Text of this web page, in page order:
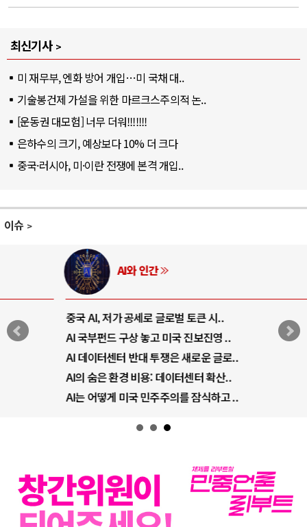
최신기사
미 재무부, 엔화 방어 개입…미 국채 대..
기술봉건제 가설을 위한 마르크스주의적 논..
[운동권 대모험] 너무 더워!!!!!!!
은하수의 크기, 예상보다 10% 더 크다
중국·러시아, 미·이란 전쟁에 본격 개입..
이슈
AI와 인간
중국 AI, 저가 공세로 글로벌 토큰 시..
AI 국부펀드 구상 놓고 미국 진보진영 ..
AI 데이터센터 반대 투쟁은 새로운 글로..
AI의 숨은 환경 비용: 데이터센터 확산..
AI는 어떻게 미국 민주주의를 잠식하고 ..